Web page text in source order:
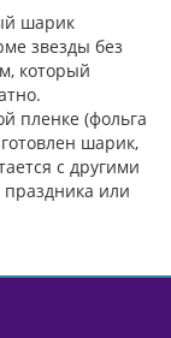
шарик
звезды без
который
пленке (фольга
шарик,
с другими
или